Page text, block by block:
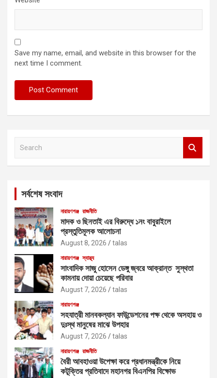
Save my name, email, and website in this browser for the
next time I comment.
সর্বশেষ সংবাদ
নারায়ণগঞ্জ রাজনীতি
মাদক ও ছিনতাই এর বিরুদ্ধে ১নং বাবুরাইলে
প্রস্তুতিমূলক আলোচনা
August 8, 2026 talas
নারায়ণগঞ্জ স্বাস্থ্য
সাংবাদিক সাজু হোসেন ডেঙ্গু জ্বরে আক্রান্ত সুস্থতা
কামনায় দোয়া চেয়েছে পরিবার
August 7, 2026 talas
নারায়ণগঞ্জ
সহযাত্রী মানবকল্যান ফাউন্ডেশনের পক্ষ থেকে অসহায় ও
দুঃস্থ মানুষের মাঝে উপহার
August 7, 2026 talas
নারায়ণগঞ্জ রাজনীতি
বৈরী আবহাওয়া উপেক্ষা করে প্রধানমন্ত্রীকে নিয়ে
কটূক্তির প্রতিবাদে মহানগর বিএনপির বিক্ষোভ